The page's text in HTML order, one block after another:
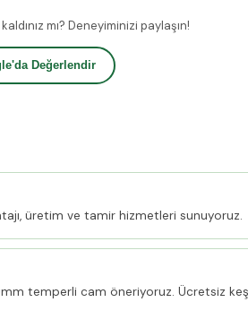
mı? Deneyiminizi paylaşın!
Değerlendir
üretim ve tamir hizmetleri sunuyoruz.
temperli cam öneriyoruz. Ücretsiz